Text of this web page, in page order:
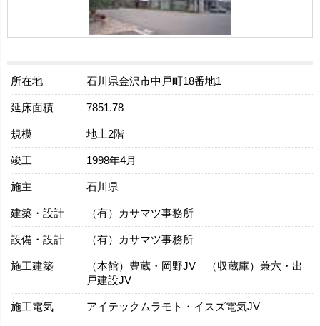
所在地 石川県金沢市中戸町18番地1
延床面積 7851.78
規模 地上2階
竣工 1998年4月
施主 石川県
建築・設計 （有）カサマツ事務所
設備・設計 （有）カサマツ事務所
施工建築
（本館）豊蔵・岡野JV （収蔵庫）兼六・出
戸建設JV
施工電気 アイテックムラモト・イスズ電気JV